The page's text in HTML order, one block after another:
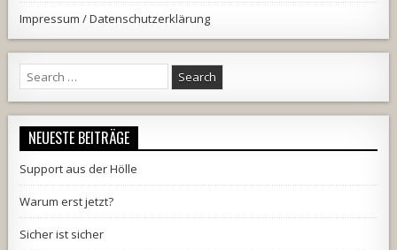
Impressum / Datenschutzerklärung
Search
for:
NEUESTE BEITRÄGE
Support aus der Hölle
Warum erst jetzt?
Sicher ist sicher